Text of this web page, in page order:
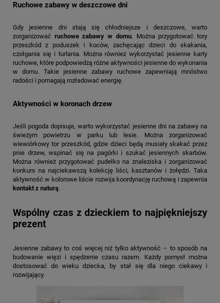
Ruchowe zabawy w deszczowe dni
Gdy jesienne dni stają się chłodniejsze i deszczowe, warto
zorganizować ruchowe zabawy w domu. Można przygotować tory
przeszkód z poduszek i koców, zachęcając dzieci do skakania,
czołgania się i turlania. Można również wykorzystać jesienne karty
ruchowe, które podpowiedzą różne aktywności jesienne do wykonania
w domu. Takie jesienne zabawy ruchowe zapewniają mnóstwo
radości i pomagają rozładować energię.
Aktywności w koronach drzew
Jeśli pogoda dopisuje, warto wykorzystać jesienne dni na zabawy na
świeżym powietrzu w parku lub lesie. Można zorganizować
wiewiórkowy tor przeszkód, gdzie dzieci będą musiały skakać przez
pnie drzew, wspinać się na pagórki i szukać jesiennych skarbów.
Można również przygotować pudełko na znaleziska i zorganizować
konkurs na najciekawszą kolekcję liści, kasztanów i żołędzi. Taka
aktywność w kolorowe liście rozwija koordynację ruchową i zapewnia
kontakt z naturą.
Wspólny czas z dzieckiem to najpiękniejszy
prezent
Jesienne zabawy to coś więcej niż tylko aktywność – to sposób na
budowanie więzi i spędzenie czasu razem. Każdy pomysł można
dostosować do wieku dziecka, by stał się dla niego ciekawy i
rozwijający.